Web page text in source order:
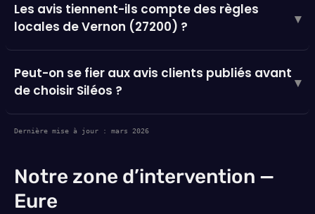
Les avis tiennent-ils compte des règles
locales de Vernon (27200) ?
▾
Peut-on se fier aux avis clients publiés avant
de choisir Siléos ?
▾
Dernière mise à jour : mars 2026
Notre zone d’intervention —
Eure